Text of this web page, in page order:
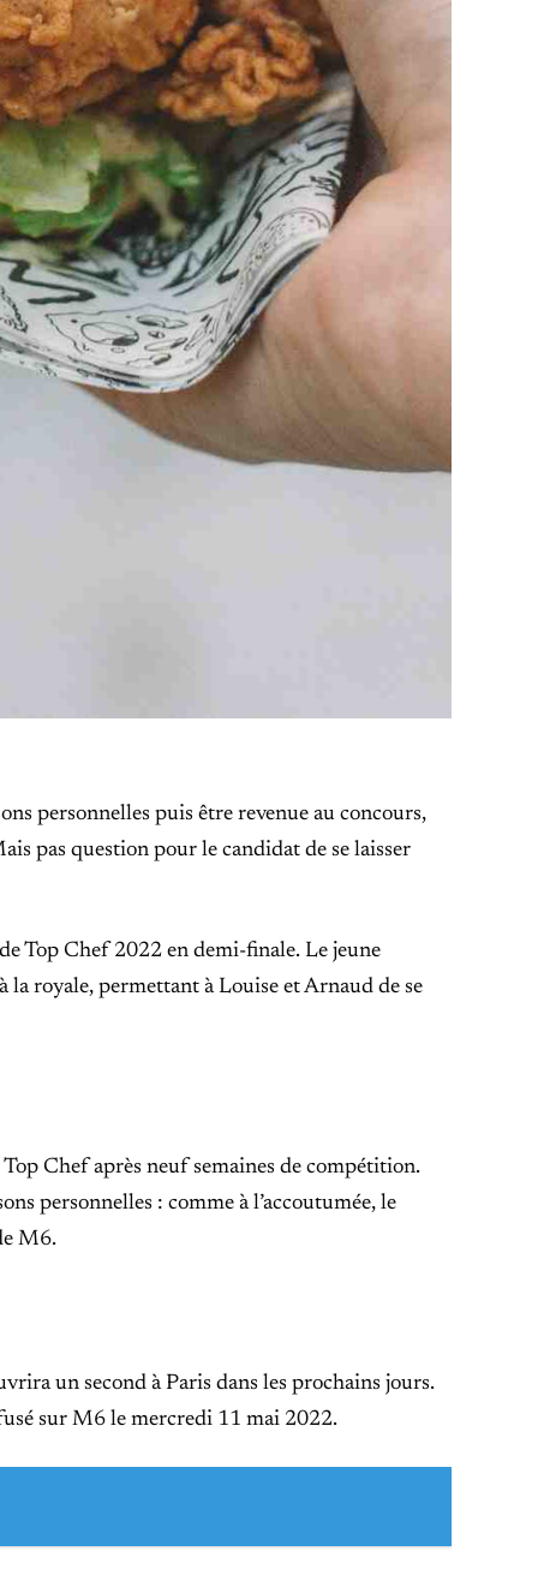
personnelles puis être revenue au concours,
pas question pour le candidat de se laisser
Top Chef 2022 en demi-finale. Le jeune
la royale, permettant à Louise et Arnaud de se
Chef après neuf semaines de compétition.
personnelles : comme à l’accoutumée, le
M6.
un second à Paris dans les prochains jours.
sur M6 le mercredi 11 mai 2022.